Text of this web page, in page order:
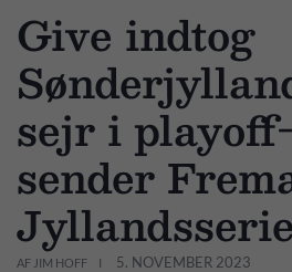
Give indtog
sejr i
sender
AF JIM HOFF 5. NOVEMBER 2023